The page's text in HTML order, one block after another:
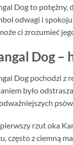
Dog to potężny,
odwagi i
ci zrozumieć
Dog –
Dog pochodzi z
było
rzut oka
często z ciemną